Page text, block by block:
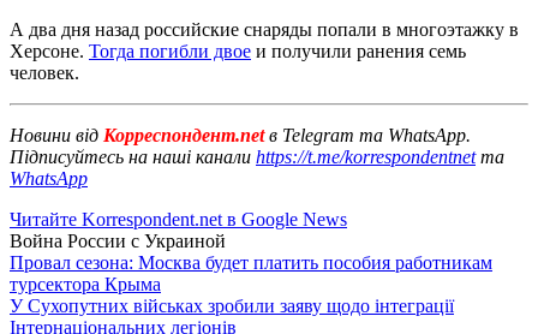
А два дня назад российские снаряды попали в многоэтажку в
Херсоне. Тогда погибли двое и получили ранения семь
человек.
Новини від Корреспондент.netв Telegram та WhatsApp.
Підписуйтесь на наші канали https://t.me/korrespondentnetта
WhatsApp
Читайте Korrespondent.net в Google News
Война России с Украиной
Провал сезона: Москва будет платить пособия работникам
турсектора Крыма
У Сухопутних військах зробили заяву щодо інтеграції
Інтернаціональних легіонів